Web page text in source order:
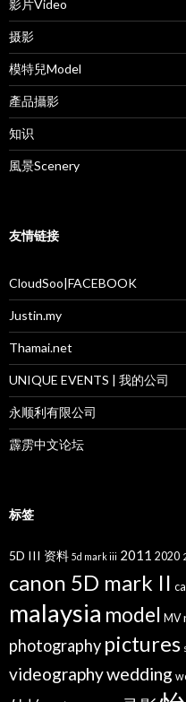
影片Video
摄影
模特兒Model
產品攝影
知识
風景Scenery
友情链接
CloudSoo|FACEBOOK
Justin.my
Thamai.net
UNIQUE EVENTS | 我的公司
永顺利有限公司
霹雳中文论坛
标签
5D III 资料 5d mark iii 2011 2020
canon 5D mark II
malaysia model MV
photography pictures
videographywedding